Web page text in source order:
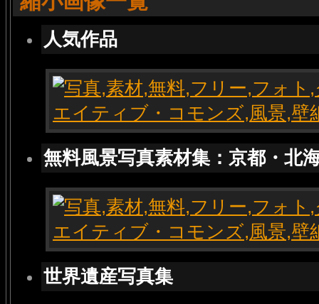
人気作品
無料風景写真素材集：京都・北
世界遺産写真集